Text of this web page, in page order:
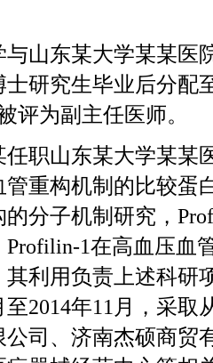
与山东某大学某某医
士研究生毕业后分配
评为副主任医师。
任职山东某大学某某
管重构机制的比较蛋
分子机制研究，
Profilin-1在高血压血
其利用负责上述科研
至2014年11 月，采取
公司、济南杰硕商贸